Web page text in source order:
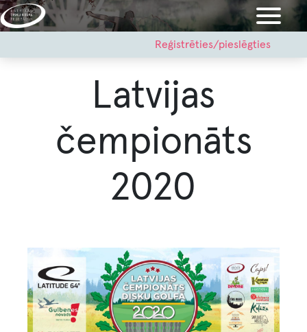
Pārlekt
uz
menu
Reģistrēties/pieslēgties
Latvijas
čempionāts
2020